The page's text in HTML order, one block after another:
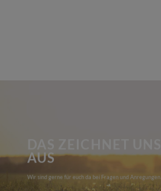
AUS
Wir sind gerne für euch da bei Fragen und Anregungen.